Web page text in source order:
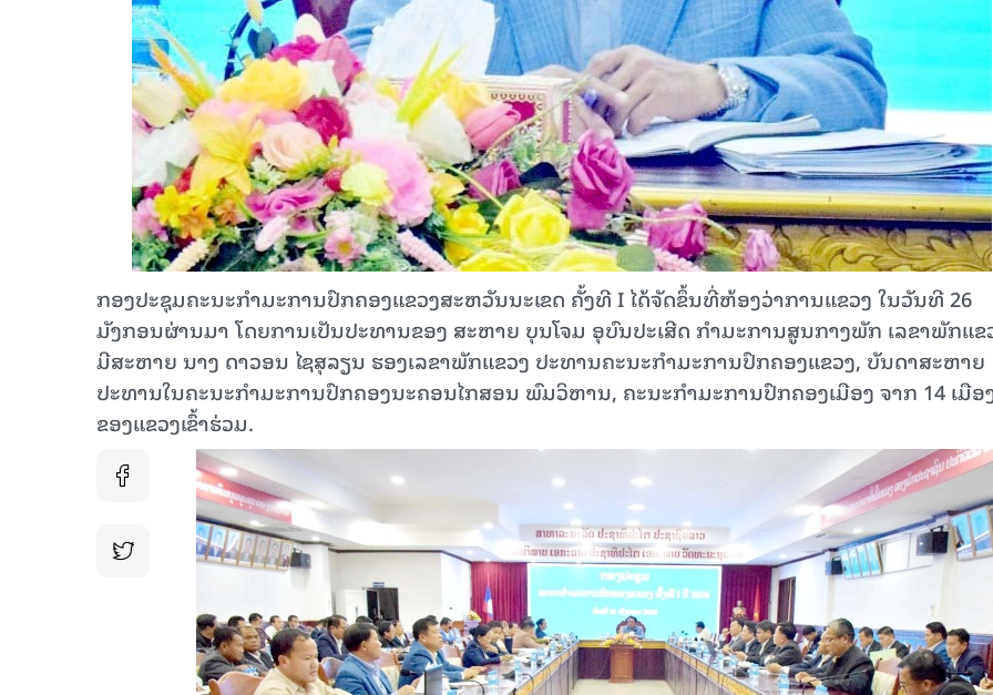
ກອງປະຊຸມຄະນະກຳມະການປົກຄອງແຂວງສະຫວັນນະເຂດ ຄັ້ງທີ I ໄດ້ຈັດຂຶ້ນທີ່ຫ້ອງວ່າການແຂວງ ໃນວັນທີ 26
ມັງກອນຜ່ານມາ ໂດຍການເປັນປະທານຂອງ ສະຫາຍ ບຸນໂຈມ ອຸບົນປະເສີດ ກຳມະການສູນກາງພັກ ເລຂາພັກແຂ
ມີສະຫາຍ ນາງ ດາວອນ ໄຊສຸລຽນ ຮອງເລຂາພັກແຂວງ ປະທານຄະນະກຳມະການປົກຄອງແຂວງ, ບັນດາສະຫາຍ
ປະທານໃນຄະນະກຳມະການປົກຄອງນະຄອນໄກສອນ ພົມວິຫານ, ຄະນະກຳມະການປົກຄອງເມືອງ ຈາກ 14 ເມືອ
ຂອງແຂວງເຂົ້າຮ່ວມ.
15.040(07-08-